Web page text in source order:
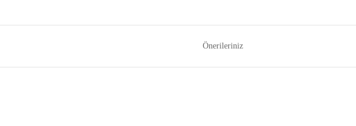
Önerileriniz